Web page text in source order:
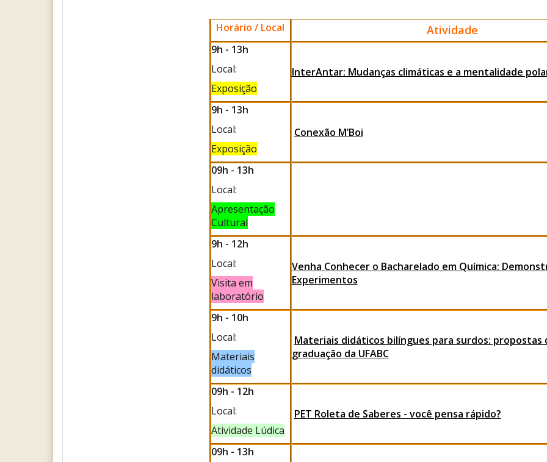
Horário / Local Atividade
9h - 13h
Local:
Exposição
InterAntar: Mudanças climáticas e a mentalidade
9h - 13h
Local:
Exposição
Conexão M’Boi
09h - 13h
Local:
Apresentação
Cultural
9h - 12h
Local:
Visita em
laboratório
Venha Conhecer o Bacharelado em Química:
Experimentos
9h - 10h
Local:
Materiais
didáticos
Materiais didáticos bilíngues para surdos: propostas
graduação da UFABC
09h - 12h
Local:
Atividade Lúdica
PET Roleta de Saberes - você pensa rápido?
09h - 13h